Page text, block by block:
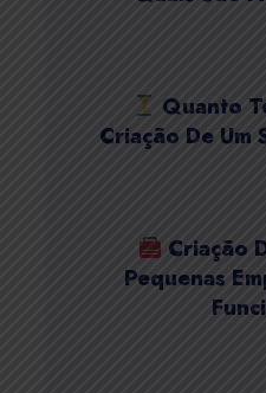
Quanto
Criação De Um
Criação
Pequenas